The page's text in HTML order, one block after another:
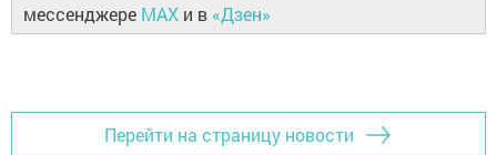
мессенджере MAX и в «Дзен»
Перейти на страницу новости